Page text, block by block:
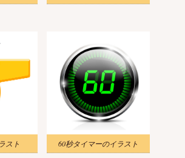
スト 60秒タイマーのイラスト